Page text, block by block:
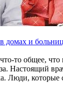
домах и
то общее,
Настоящий
Люди,